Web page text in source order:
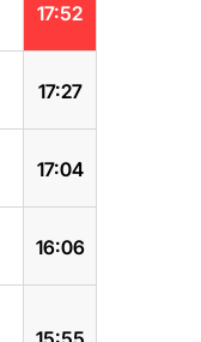
17:52
17:27
17:04
16:06